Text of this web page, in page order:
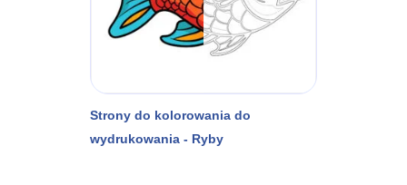
Strony do kolorowania do
wydrukowania - Ryby